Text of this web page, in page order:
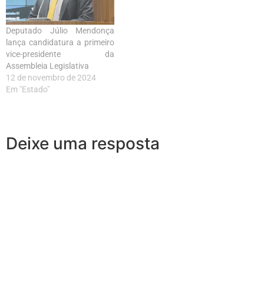
Deputado Júlio Mendonça
lança candidatura a primeiro
vice-presidente da
Assembleia Legislativa
12 de novembro de 2024
Em "Estado"
Deixe uma resposta